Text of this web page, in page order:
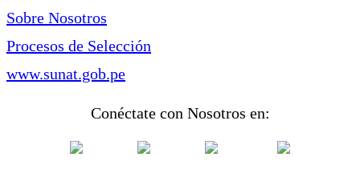
Sobre Nosotros
Procesos de Selección
www.sunat.gob.pe
Conéctate con Nosotros en: